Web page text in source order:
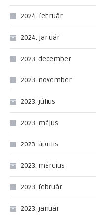
2024. február
2024. január
2023. december
2023. november
2023. július
2023. május
2023. április
2023. március
2023. február
2023. január